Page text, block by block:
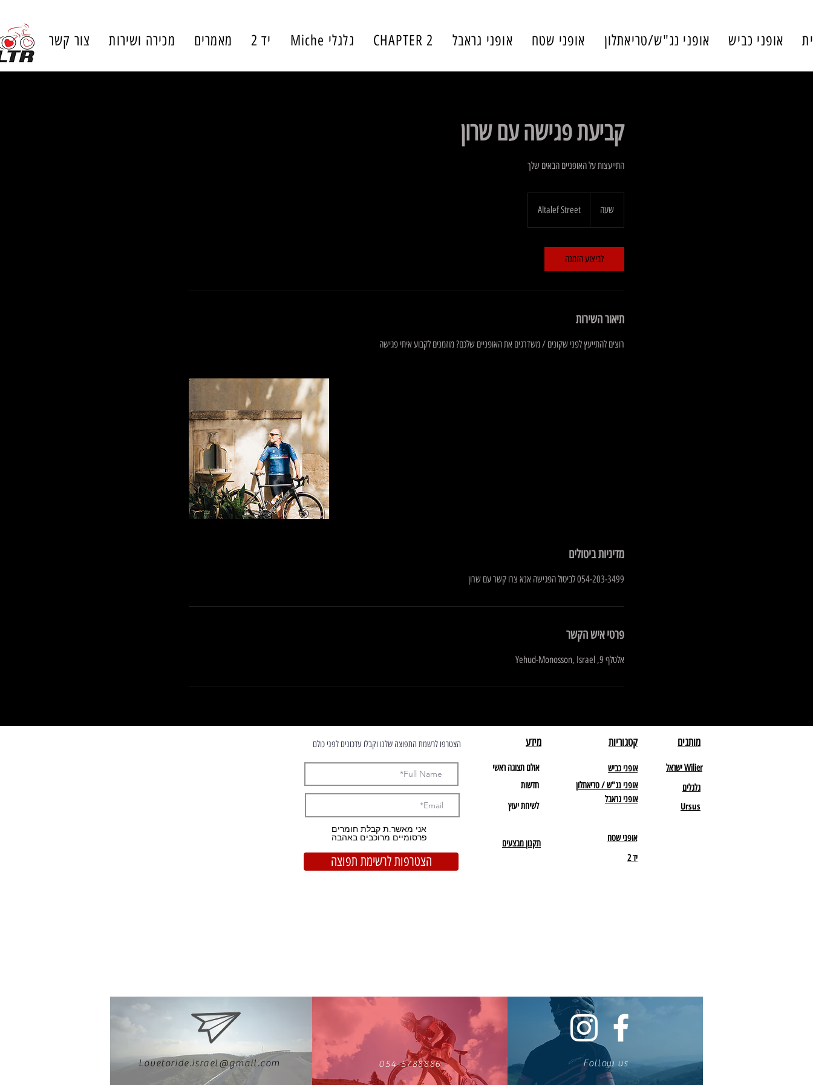
אופני כביש אופני נג"ש/טריאתלון אופני שטח אופני גראבל CHAPTER 2 גלגלי Miche יד 2 מאמרים מכירה ושירות צור קשר
קביעת פגישה עם שרון
התייעצות על האופניים הבאים שלך
שעה
ע
Altalef Street
לביצוע הזמנה
תיאור השירות
רוצים להתייעץ לפני שקונים / משדרגים את האופניים שלכם? מוזמנים לקבוע איתי פגישה
מדיניות ביטולים
054-203-3499 לביטול הפגישה אנא צרו קשר עם שרון
פרטי איש הקשר
אלטלף 9, Yehud-Monosson, Israel
הצטרפו לרשמת התפוצה שלנו וקבלו עדכונים לפני כולם
אני מאשר.ת קבלת חומרים
פרסומיים מרוכבים באהבה
הצטרפות לרשימת תפוצה
מידע קטגוריות
אופני כביש
אולם תצוגה ראשי
אופני נג"ש / טריאתלון
חדשות
אופני שטח
לשיחת יעוץ
אופני גראבל
תקנון מבצעים
מותגים
Wilier ישראל
Ursus
גלגלים
יד 2
Lovetoride.israel@gmail.com 054-5788886 Follow us